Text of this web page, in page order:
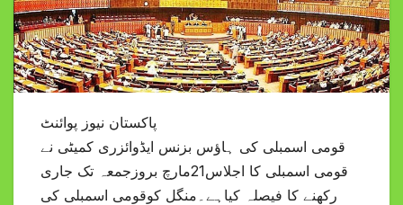
پاکستان نیوز پوائنٹ
قومی اسمبلی کی ہاؤس بزنس ایڈوائزری کمیٹی نے
قومی اسمبلی کا اجلاس21مارچ بروزجمعہ تک جاری
رکھنے کا فیصلہ کیاہے۔منگل کوقومی اسمبلی کی